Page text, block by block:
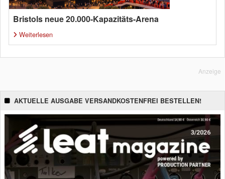
Bristols neue 20.000-Kapazitäts-Arena
Weiterlesen
Anzeige
AKTUELLE AUSGABE VERSANDKOSTENFREI BESTELLEN!